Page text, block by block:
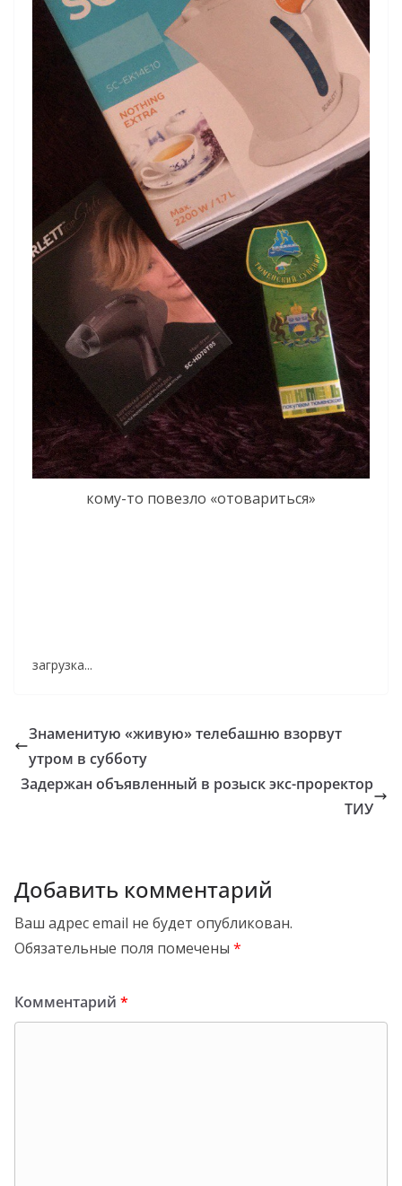
кому-то повезло «отовариться»
загрузка...
Знаменитую «живую» телебашню взорвут
утром в субботу
Задержан объявленный в розыск экс-проректор
ТИУ
Добавить комментарий
Ваш адрес email не будет опубликован.
Обязательные поля помечены *
Комментарий *